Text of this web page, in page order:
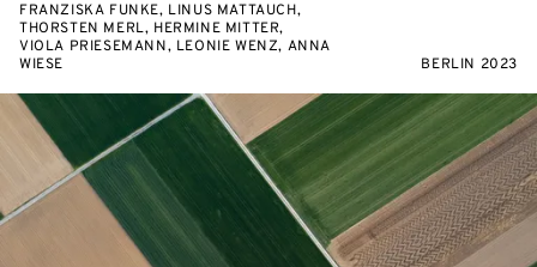
FRANZISKA FUNKE, LINUS MATTAUCH,
THORSTEN MERL, HERMINE MITTER,
VIOLA PRIESEMANN, LEONIE WENZ, ANNA
WIESE
BERLIN 2023